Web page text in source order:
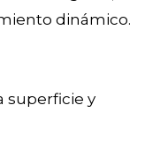
dinámico.
superficie y